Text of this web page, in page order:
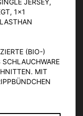
1×1
(BIO-)
MIT